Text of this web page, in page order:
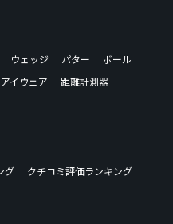
ウェッジ パター
ボール
アイウェア
距離計測器
グ
クチコミ評価ランキング